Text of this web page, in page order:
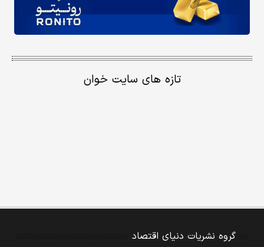
تازه های سایت خوان
گروه نشریات دنیای اقتصاد